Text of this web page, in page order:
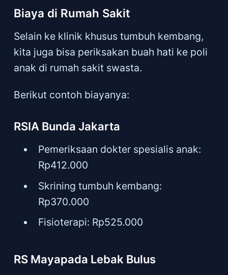
Biaya di Rumah Sakit
Selain ke klinik khusus tumbuh kembang,
kita juga bisa periksakan buah hati ke poli
anak di rumah sakit swasta.
Berikut contoh biayanya:
RSIA Bunda Jakarta
Pemeriksaan dokter spesialis anak:
Rp412.000
Skrining tumbuh kembang:
Rp370.000
Fisioterapi: Rp525.000
RS Mayapada Lebak Bulus